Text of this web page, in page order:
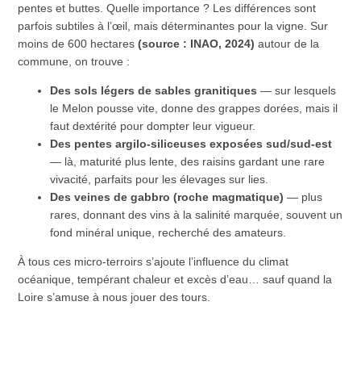
pentes et buttes. Quelle importance ? Les différences sont
parfois subtiles à l’œil, mais déterminantes pour la vigne. Sur
moins de 600 hectares(source : INAO, 2024) autour de la
commune, on trouve :
Des sols légers de sables granitiques — sur lesquels
le Melon pousse vite, donne des grappes dorées, mais il
faut dextérité pour dompter leur vigueur.
Des pentes argilo-siliceuses exposées sud/sud-est
— là, maturité plus lente, des raisins gardant une rare
vivacité, parfaits pour les élevages sur lies.
Des veines de gabbro (roche magmatique) — plus
rares, donnant des vins à la salinité marquée, souvent un
fond minéral unique, recherché des amateurs.
À tous ces micro-terroirs s’ajoute l’influence du climat
océanique, tempérant chaleur et excès d’eau… sauf quand la
Loire s’amuse à nous jouer des tours.